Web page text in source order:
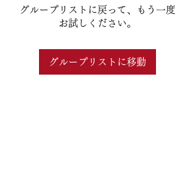
グループリストに戻って、もう一度
お試しください。
グループリストに移動